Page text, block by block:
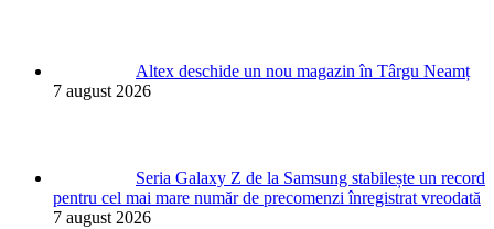
Altex deschide un nou magazin în Târgu Neamț
7 august 2026
Seria Galaxy Z de la Samsung stabilește un record
pentru cel mai mare număr de precomenzi înregistrat vreodată
7 august 2026